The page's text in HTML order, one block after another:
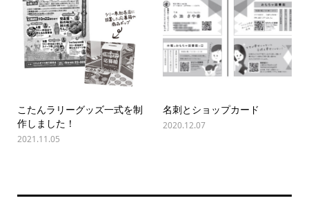
こたんラリーグッズ一式を制
作しました！
2021.11.05
名刺とショップカード
2020.12.07